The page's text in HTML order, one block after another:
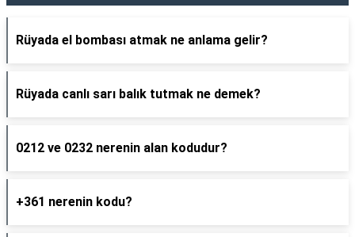
Rüyada el bombası atmak ne anlama gelir?
Rüyada canlı sarı balık tutmak ne demek?
0212 ve 0232 nerenin alan kodudur?
+361 nerenin kodu?